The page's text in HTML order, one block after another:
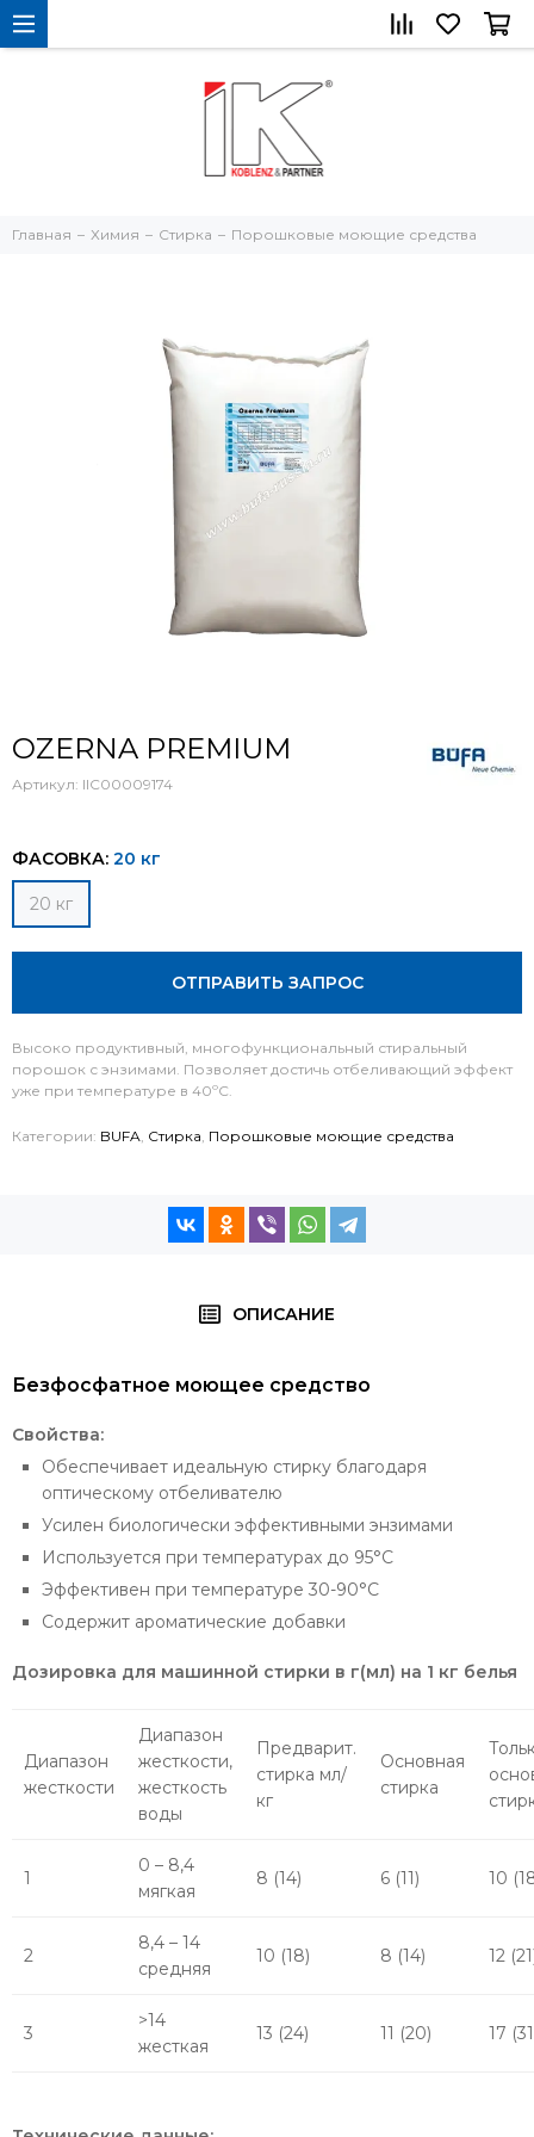
Главная Химия Стирка Порошковые моющие средства
OZERNA PREMIUM
Артикул: IIC00009174
ФАСОВКА: 20 кг
20 кг
ОТПРАВИТЬ ЗАПРОС
Высоко продуктивный, многофункциональный стиральный
порошок с энзимами. Позволяет достичь отбеливающий эффект
уже при температуре в 40ºС.
Категории: BUFA, Стирка, Порошковые моющие средства
ОПИСАНИЕ
Безфосфатное моющее средство
Свойства:
Обеспечивает идеальную стирку благодаря
оптическому отбеливателю
Усилен биологически эффективными энзимами
Используется при температурах до 95°С
Эффективен при температуре 30-90°С
Содержит ароматические добавки
Дозировка для машинной стирки в г(мл) на 1 кг белья
Диапазон
жесткости
Диапазон
жесткости,
жесткость
воды
Предварит.
стирка мл/
кг
Основная
стирка
1
0 – 8,4
мягкая
8 (14) 6 (11) 10
2
8,4 – 14
средняя
10 (18) 8 (14) 12
3
>14
жесткая
13 (24) 11 (20) 17